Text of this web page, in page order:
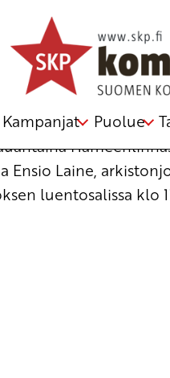
Kampanjat Puolue
Laine,
luentosalissa klo